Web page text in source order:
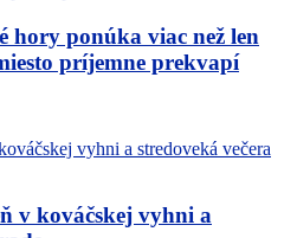
hory ponúka viac než len
príjemne prekvapí
v kováčskej vyhni a